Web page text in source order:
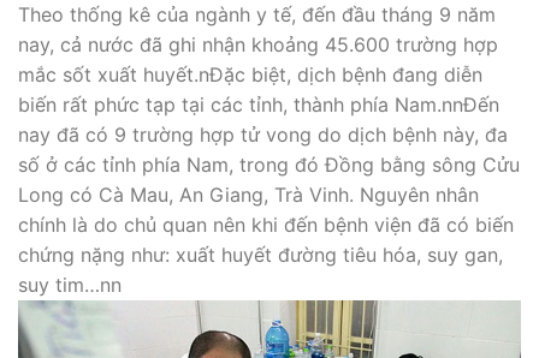
Theo thống kê của ngành y tế, đến đầu tháng 9 năm
nay, cả nước đã ghi nhận khoảng 45.600 trường hợp
mắc sốt xuất huyết.nĐặc biệt, dịch bệnh đang diễn
biến rất phức tạp tại các tỉnh, thành phía Nam.nnĐến
nay đã có 9 trường hợp tử vong do dịch bệnh này, đa
số ở các tỉnh phía Nam, trong đó Đồng bằng sông Cửu
Long có Cà Mau, An Giang, Trà Vinh. Nguyên nhân
chính là do chủ quan nên khi đến bệnh viện đã có biến
chứng nặng như: xuất huyết đường tiêu hóa, suy gan,
suy tim…nn